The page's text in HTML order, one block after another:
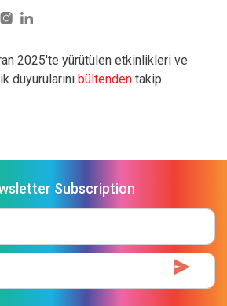
2025'te yürütülen etkinlikleri ve
duyurularını bültenden takip
Subscription